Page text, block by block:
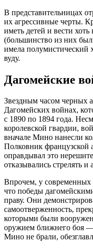
В представительницах
их агрессивные черты.
иметь детей и вести
(большинство из них
имела полумистический
вуду.
Дагомейские
Звездным часом черных
Дагомейских войнах,
с 1890 по 1894 года.
королевской гвардии,
вначале Мино нанесли
Полковник французской
оправдывал это
отказывались стрелять
Впрочем, у современных
что победы
праву. Они
самоотверженность,
которыми были
оружием ближнего боя
Мино не брали,